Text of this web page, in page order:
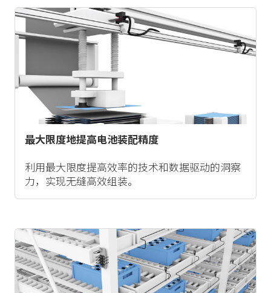
最大限度地提高电池装配精度
利用最大限度提高效率的技术和数据驱动的洞察
力，实现无缝高效组装。